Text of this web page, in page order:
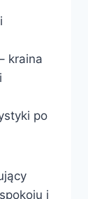
kraina
po
i